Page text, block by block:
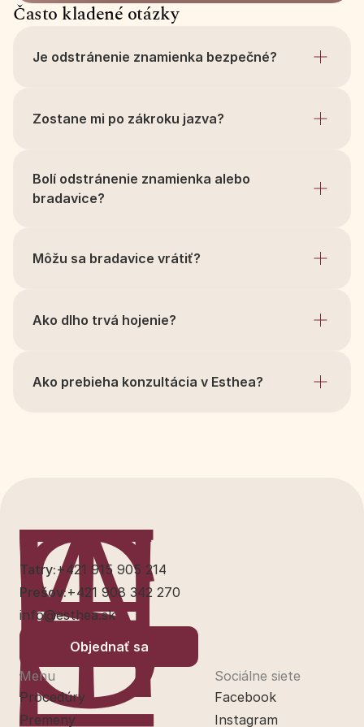
Často kladené otázky
Je odstránenie znamienka bezpečné?
Zostane mi po zákroku jazva?
Bolí odstránenie znamienka alebo
bradavice?
Môžu sa bradavice vrátiť?
Ako dlho trvá hojenie?
Ako prebieha konzultácia v Esthea?
Tatry:+421 915 905 214
Prešov:+421 908 342 270
info@esthea.sk
Objednať sa
Menu
Procedúry
Premeny
Sociálne siete
Facebook
Instagram